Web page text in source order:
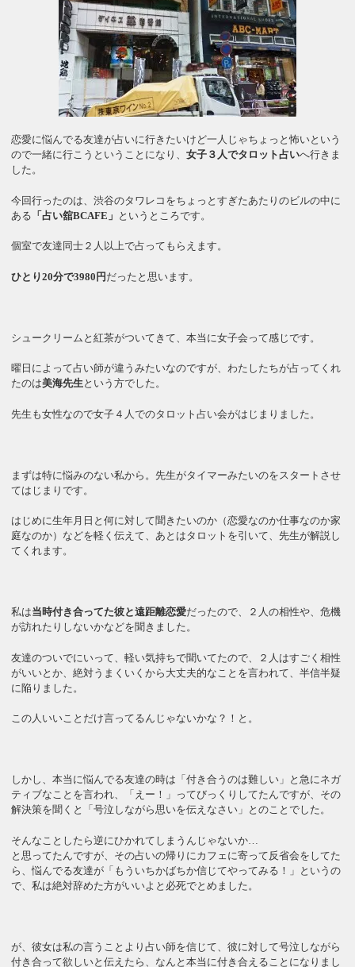
恋愛に悩んでる友達が占いに行きたいけど一人じゃちょっと怖いという
ので一緒に行こうということになり、女子３人でタロット占いへ行きま
した。
今回行ったのは、渋谷のタワレコをちょっとすぎたあたりのビルの中に
ある 「占い舘BCAFE」 というところです。
個室で友達同士２人以上で占ってもらえます。
ひとり20分で3980円 だったと思います。
シュークリームと紅茶がついてきて、本当に女子会って感じです。
曜日によって占い師が違うみたいなのですが、わたしたちが占ってくれ
たのは美海先生という方でした。
先生も女性なので女子４人でのタロット占い会がはじまりました。
まずは特に悩みのない私から。先生がタイマーみたいのをスタートさせ
てはじまりです。
はじめに生年月日と何に対して聞きたいのか（恋愛なのか仕事なのか家
庭なのか）などを軽く伝えて、あとはタロットを引いて、先生が解説し
てくれます。
私は当時付き合ってた彼と遠距離恋愛だったので、２人の相性や、危機
が訪れたりしないかなどを聞きました。
友達のついでにいって、軽い気持ちで聞いてたので、２人はすごく相性
がいいとか、絶対うまくいくから大丈夫的なことを言われて、半信半疑
に陥りました。
この人いいことだけ言ってるんじゃないかな？！と。
しかし、本当に悩んでる友達の時は「付き合うのは難しい」と急にネガ
ティブなことを言われ、「えー！」ってびっくりしてたんですが、その
解決策を聞くと「号泣しながら思いを伝えなさい」とのことでした。
そんなことしたら逆にひかれてしまうんじゃないか…
と思ってたんですが、その占いの帰りにカフェに寄って反省会をしてた
ら、悩んでる友達が「もういちかばちか信じてやってみる！」というの
で、私は絶対辞めた方がいいよと必死でとめました。
が、彼女は私の言うことより占い師を信じて、彼に対して号泣しながら
付き合って欲しいと伝えたら、なんと本当に付き合えることになりまし